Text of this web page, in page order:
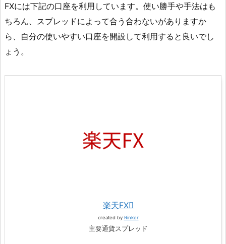
FXには下記の口座を利用しています。使い勝手や手法はも
ちろん、スプレッドによって合う合わないがありますか
ら、自分の使いやすい口座を開設して利用すると良いでし
ょう。
楽天FX
created by Rinker
主要通貨スプレッド